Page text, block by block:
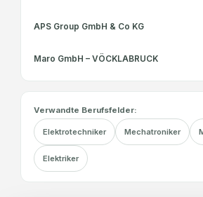
APS Group GmbH & Co KG
Maro GmbH – VÖCKLABRUCK
Verwandte Berufsfelder:
Elektrotechniker Mechatroniker
Elektriker